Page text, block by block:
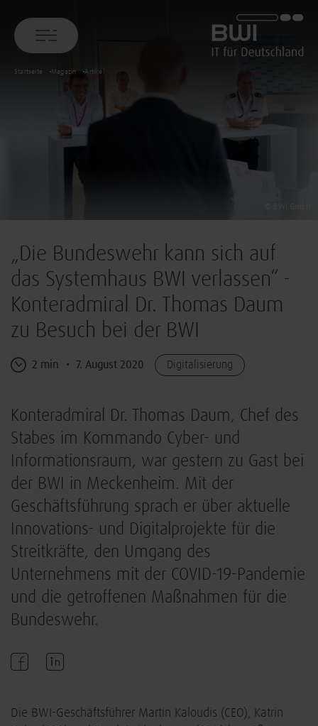
BWI GmbH
Startseite Magazin Artikel
„Die Bundeswehr kann sich auf
das Systemhaus BWI verlassen“ -
Konteradmiral Dr. Thomas Daum
zu Besuch bei der BWI
2 min 7. August 2020 Digitalisierung
Konteradmiral Dr. Thomas Daum, Chef des
Stabes im Kommando Cyber- und
Informationsraum, war gestern zu Gast bei
der BWI in Meckenheim. Mit der
Geschäftsführung sprach er über aktuelle
Innovations- und Digitalprojekte für die
Streitkräfte, den Umgang des
Unternehmens mit der COVID-19-Pandemie
und die getroffenen Maßnahmen für die
Bundeswehr.
Die BWI-Geschäftsführer Martin Kaloudis (CEO), Katrin